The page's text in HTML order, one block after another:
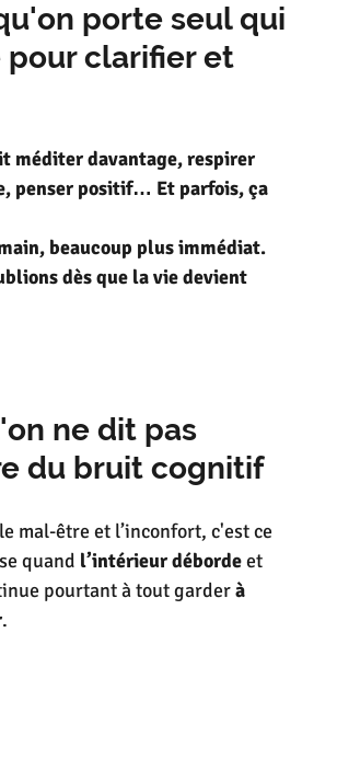
porte seul qui
clarifier et
méditer davantage, respirer
penser positif… Et parfois, ça
beaucoup plus immédiat.
dès que la vie devient
ne dit pas
du bruit cognitif
mal-être et l’inconfort, c'est ce
quand l’intérieur déborde et
pourtant à tout garder à
.